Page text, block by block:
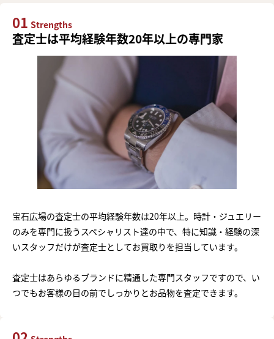
01 Strengths
査定士は平均経験年数20年以上の専門家
宝石広場の査定士の平均経験年数は20年以上。時計・ジュエリー
のみを専門に扱うスペシャリスト達の中で、特に知識・経験の深
いスタッフだけが査定士としてお買取りを担当しています。
査定士はあらゆるブランドに精通した専門スタッフですので、い
つでもお客様の目の前でしっかりとお品物を査定できます。